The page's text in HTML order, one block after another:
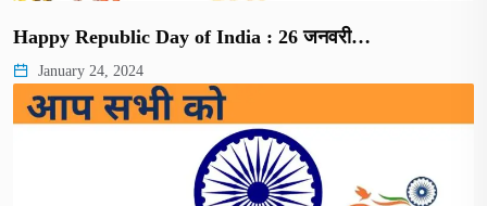
Happy Republic Day of India : 26 जनवरी…
January 24, 2024